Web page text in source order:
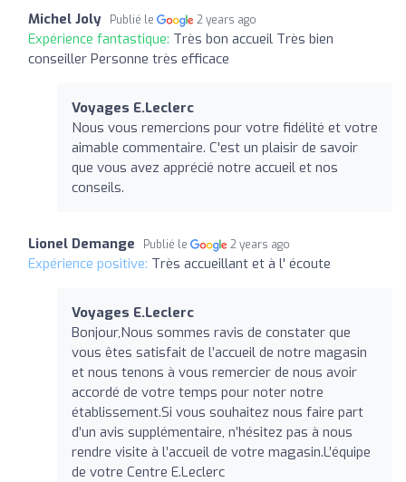
Michel Joly Publié le 2 years ago
Expérience fantastique: Très bon accueil Très bien
conseiller Personne très efficace
Voyages E.Leclerc
Nous vous remercions pour votre fidélité et votre
aimable commentaire. C'est un plaisir de savoir
que vous avez apprécié notre accueil et nos
conseils.
Lionel Demange Publié le 2 years ago
Expérience positive: Très accueillant et à l' écoute
Voyages E.Leclerc
Bonjour,Nous sommes ravis de constater que
vous êtes satisfait de l’accueil de notre magasin
et nous tenons à vous remercier de nous avoir
accordé de votre temps pour noter notre
établissement.Si vous souhaitez nous faire part
d’un avis supplémentaire, n’hésitez pas à nous
rendre visite à l’accueil de votre magasin.L’équipe
de votre Centre E.Leclerc